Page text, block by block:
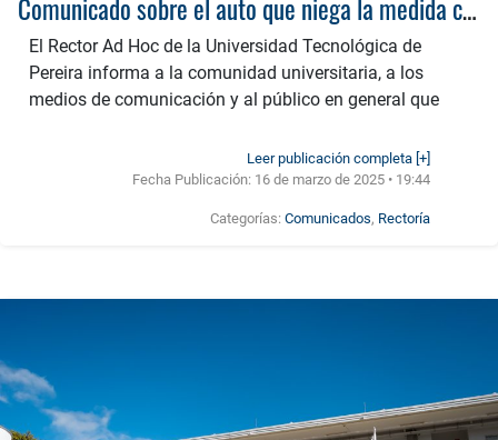
Comunicado sobre el auto que niega la medida cautelar en el proceso de nulidad electoral contra el Rector de la Universidad Tecnológica de Pereira
El Rector Ad Hoc de la Universidad Tecnológica de
Pereira informa a la comunidad universitaria, a los
medios de comunicación y al público en general que
Leer publicación completa [+]
Fecha Publicación: 16 de marzo de 2025 • 19:44
Categorías:Comunicados, Rectoría